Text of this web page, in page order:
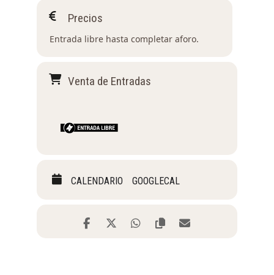
Precios
Entrada libre hasta completar aforo.
Venta de Entradas
CALENDARIO GOOGLECAL